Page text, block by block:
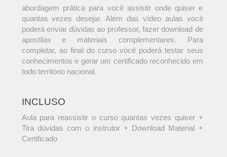
abordagem prática para você assistir onde quiser e
quantas vezes desejar. Além das vídeo aulas você
poderá enviar dúvidas ao professor, fazer download de
apostilas e materiais complementares. Para
completar, ao final do curso você poderá testar seus
conhecimentos e gerar um certificado reconhecido em
todo território nacional.
INCLUSO
Aula para reassistir o curso quantas vezes quiser +
Tira dúvidas com o instrutor + Download Material +
Certificado